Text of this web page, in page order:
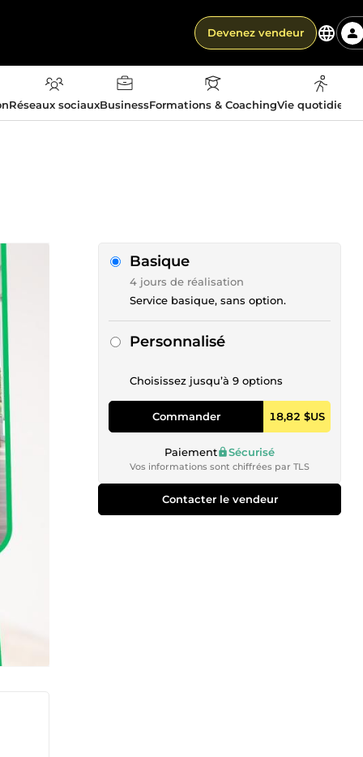
Devenez vendeur
Réseaux sociauxBusinessFormations & CoachingVie
Basique
4 jours de réalisation
Service basique, sans option.
Personnalisé
Choisissez jusqu’à 9 options
Commander 18,82 $US
Paiement Sécurisé
Vos informations sont chiffrées par TLS
Contacter le vendeur